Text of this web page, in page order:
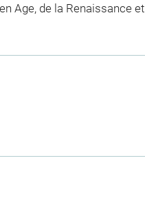
Age, de la Renaissance et